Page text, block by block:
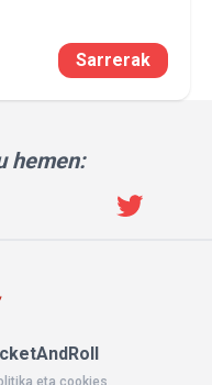
Sarrerak
hemen:
eta cookies